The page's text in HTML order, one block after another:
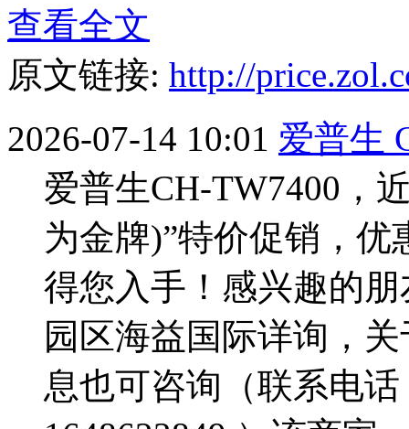
查看全文
原文链接: http://
2026-07-14 10:01 爱普生
爱普生CH-TW7400，
为金牌)”特价促销，优
得您入手！感兴趣的
园区海益国际详询，
息也可咨询（联系电话